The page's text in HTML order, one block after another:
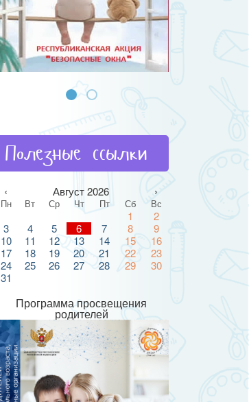
Полезные ссылки
‹ Август 2026 ›
Пн Вт Ср Чт Пт Сб Вс
1
2
3
4 5 6 7 8
9
10
11 12 13 14 15
16
17
18 19 20 21 22
23
24
25 26 27 28 29
30
31
Программа просвещения
родителей